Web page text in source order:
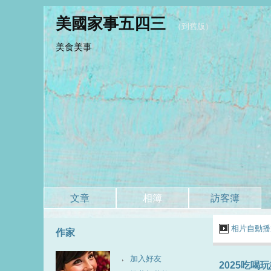
美國家事五四三 （到舊版 ）
美食美事
文章 相簿 訪客簿
相片自動
2025吃喝
作家
加入好友